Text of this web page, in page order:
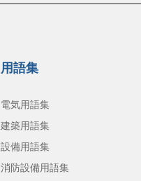
用語集
電気用語集
建築用語集
設備用語集
消防設備用語集